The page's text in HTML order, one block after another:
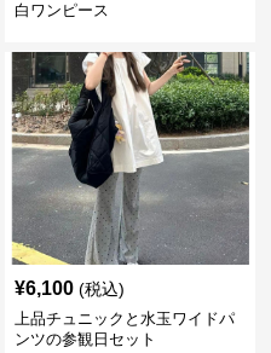
白ワンピース
¥6,100 (税込)
上品チュニックと水玉ワイドパ
ンツの参観日セット